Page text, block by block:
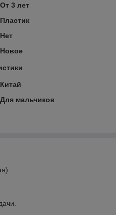
От 3 лет
Пластик
Нет
Новое
Китай
Для мальчиков